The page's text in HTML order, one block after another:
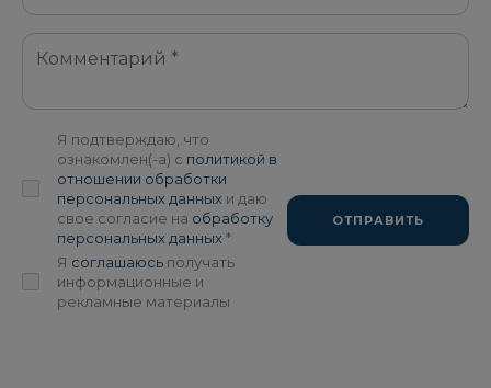
Я подтверждаю, что
ознакомлен(-а) с политикой в
отношении обработки
персональных данных и даю
свое согласие на обработку
персональных данных *
Я соглашаюсь получать
информационные и
рекламные материалы
ОТПРАВИТЬ